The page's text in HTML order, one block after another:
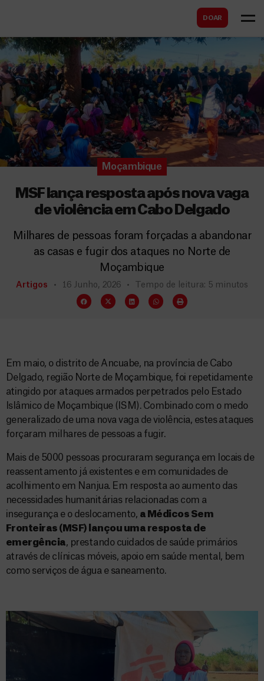
DOAR
a
r
Moçambique
MSF lança resposta após nova vaga
de violência em Cabo Delgado
Milhares de pessoas foram forçadas a abandonar
as casas e fugir dos ataques no Norte de
Moçambique
Artigos 16 Junho, 2026 Tempo de leitura: 5 minutos
Em maio, o distrito de Ancuabe, na província de Cabo
Delgado, região Norte de Moçambique, foi repetidamente
atingido por ataques armados perpetrados pelo Estado
Islâmico de Moçambique (ISM). Combinado com o medo
generalizado de uma nova vaga de violência, estes ataques
forçaram milhares de pessoas a fugir.
Mais de 5000 pessoas procuraram segurança em locais de
reassentamento já existentes e em comunidades de
acolhimento em Nanjua. Em resposta ao aumento das
necessidades humanitárias relacionadas com a
insegurança e o deslocamento, a Médicos Sem
Fronteiras (MSF) lançou uma resposta de
emergência, prestando cuidados de saúde primários
através de clínicas móveis, apoio em saúde mental, bem
como serviços de água e saneamento.
s
c
a